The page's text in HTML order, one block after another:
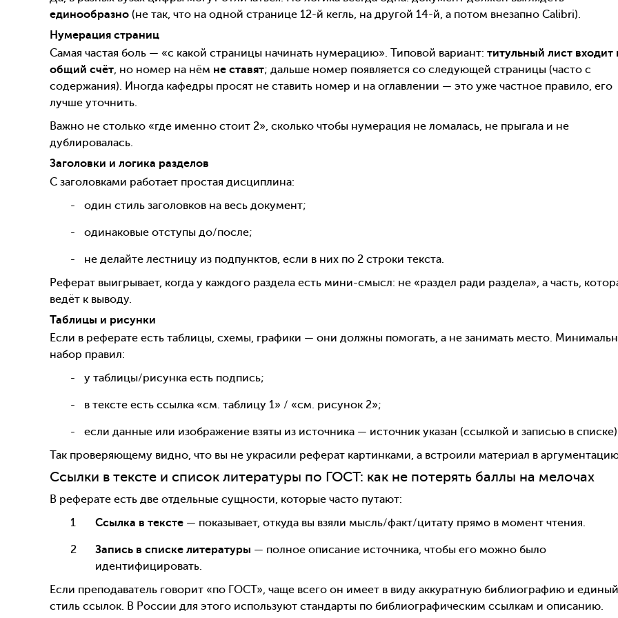
единообразно (не так, что на одной странице 12-й кегль, на другой 14-й, а потом внезапно Calibri).
Нумерация страниц
Самая частая боль — «с какой страницы начинать нумерацию». Типовой вариант: титульный лист входит
общий счёт, но номер на нём не ставят; дальше номер появляется со следующей страницы (часто с
содержания). Иногда кафедры просят не ставить номер и на оглавлении — это уже частное правило, его
лучше уточнить.
Важно не столько «где именно стоит 2», сколько чтобы нумерация не ломалась, не прыгала и не
дублировалась.
Заголовки и логика разделов
С заголовками работает простая дисциплина:
один стиль заголовков на весь документ;
одинаковые отступы до/после;
не делайте лестницу из подпунктов, если в них по 2 строки текста.
Реферат выигрывает, когда у каждого раздела есть мини-смысл: не «раздел ради раздела», а часть,
ведёт к выводу.
Таблицы и рисунки
Если в реферате есть таблицы, схемы, графики — они должны помогать, а не занимать место.
набор правил:
у таблицы/рисунка есть подпись;
в тексте есть ссылка «см. таблицу 1» / «см. рисунок 2»;
если данные или изображение взяты из источника — источник указан (ссылкой и записью в
Так проверяющему видно, что вы не украсили реферат картинками, а встроили материал в
Ссылки в тексте и список литературы по ГОСТ: как не потерять баллы на мелочах
В реферате есть две отдельные сущности, которые часто путают:
Ссылка в тексте — показывает, откуда вы взяли мысль/факт/цитату прямо в момент чтения.
Запись в списке литературы — полное описание источника, чтобы его можно было
идентифицировать.
Если преподаватель говорит «по ГОСТ», чаще всего он имеет в виду аккуратную библиографию и единый
стиль ссылок. В России для этого используют стандарты по библиографическим ссылкам и описанию.